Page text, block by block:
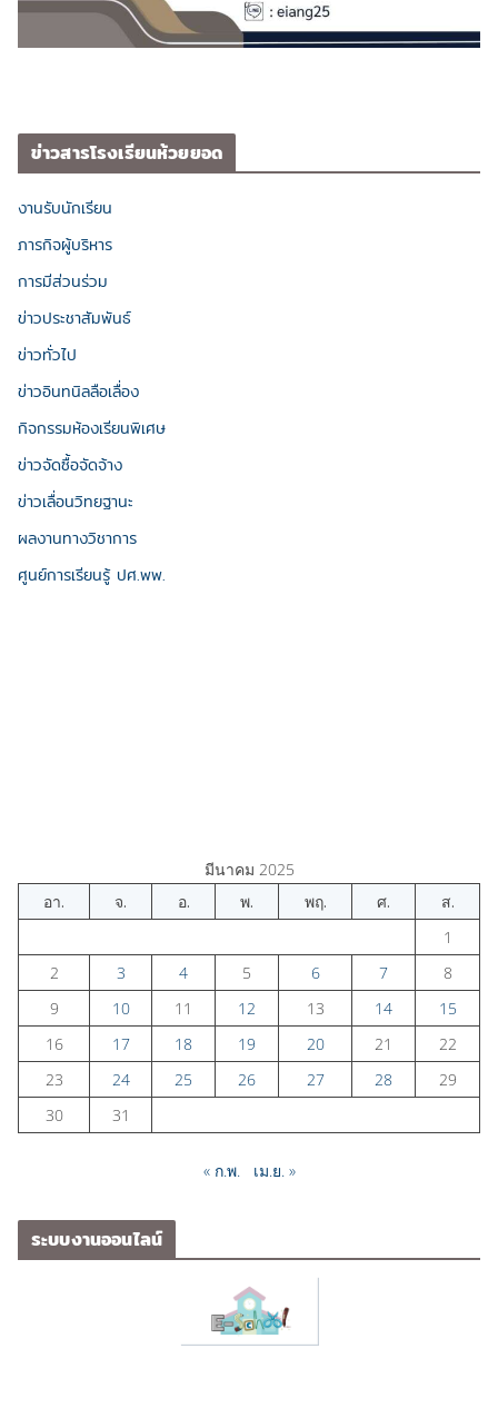
ข่าวสารโรงเรียนห้วยยอด
งานรับนักเรียน
ภารกิจผู้บริหาร
การมีส่วนร่วม
ข่าวประชาสัมพันธ์
ข่าวทั่วไป
ข่าวอินทนิลลือเลื่อง
กิจกรรมห้องเรียนพิเศษ
ข่าวจัดซื้อจัดจ้าง
ข่าวเลื่อนวิทยฐานะ
ผลงานทางวิชาการ
ศูนย์การเรียนรู้ ปศ.พพ.
มีนาคม 2025
อา.
จ. อ. พ. พฤ. ศ.
ส.
1
2
3 4 5 6 7
8
9
10 11 12 13 14
15
16
17 18 19 20 21
22
23
24 25 26 27 28
29
30
31
« ก.พ. เม.ย. »
ระบบงานออนไลน์